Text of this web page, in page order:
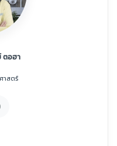
ตอฮา
าสตร์